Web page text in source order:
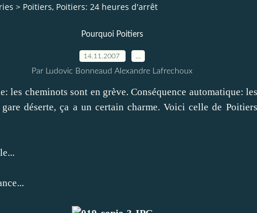
> Poitiers, Poitiers: 24 heures d'arrêt
Pourquoi Poitiers
14.11.2007
Par Ludovic Bonneaud Alexandre Lafrechoux
les cheminots sont en grève. Conséquence automatique:
déserte, ça a un certain charme. Voici celle de